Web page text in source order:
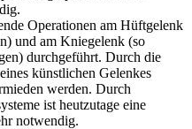
Operationen am Hüftgelenk
und am Kniegelenk (so
durchgeführt. Durch die
künstlichen Gelenkes
werden. Durch
ist heutzutage eine
notwendig.